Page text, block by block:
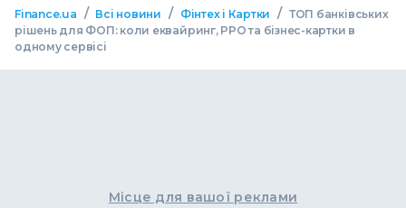
Finance.ua / Всі новини / Фінтех і Картки / ТОП банківських
рішень для ФОП: коли еквайринг, РРО та бізнес-картки в
одному сервісі
Місце для вашої реклами